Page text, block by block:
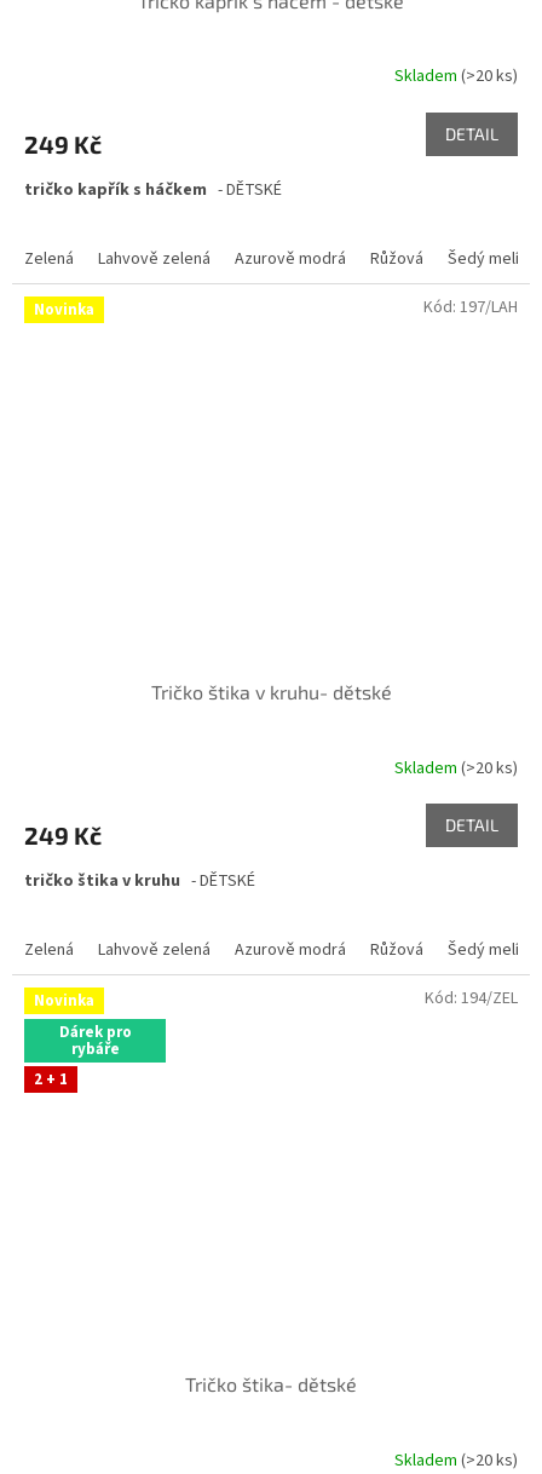
Skladem (>20 ks)
249 Kč DETAIL
tričko kapřík s háčkem - DĚTSKÉ
Zelená Lahvově zelená Azurově modrá Růžová Šedý melír
Novinka
Tričko štika v kruhu- dětské
Skladem (>20 ks)
249 Kč DETAIL
tričko štika v kruhu - DĚTSKÉ
Zelená Lahvově zelená Azurově modrá Růžová Šedý melír
Kód: 197/LAH
Novinka
Dárek pro
rybáře
2 + 1
Tričko štika- dětské
Skladem (>20 ks)
Kód: 194/ZEL